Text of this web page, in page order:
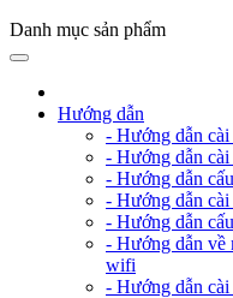
Danh mục sản phẩm
Hướng dẫn
- Hướng dẫn
- Hướng dẫn cài
- Hướng dẫn
- Hướng dẫn
- Hướng dẫn
- Hướng dẫn về
wifi
- Hướng dẫn cài